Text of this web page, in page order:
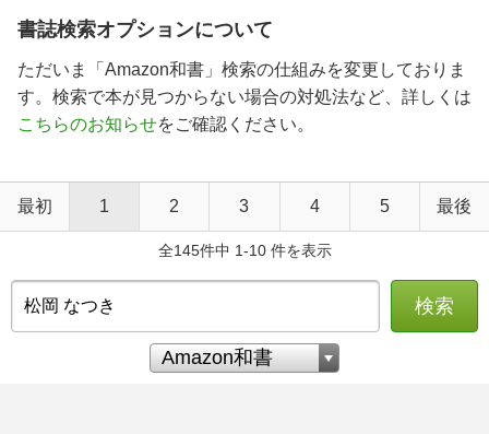
書誌検索オプションについて
ただいま「Amazon和書」検索の仕組みを変更しておりま
す。検索で本が見つからない場合の対処法など、詳しくは
こちらのお知らせをご確認ください。
最初 1 2 3 4 5 最後
全145件中 1-10 件を表示
検索